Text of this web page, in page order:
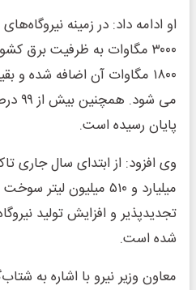
او ادامه داد: در زمینه
۳۰۰۰ مگاوات به ظرفیت برق
۱۸۰۰ مگاوات آن اضافه شده و
می
پایان رسیده است.
وی افزود: از ابتدای سال جاری
میلیارد و ۵۱۰ میلیون
تجدیدپذیر و افزایش تولید
شده است.
معاون وزیر نیرو با اشاره به